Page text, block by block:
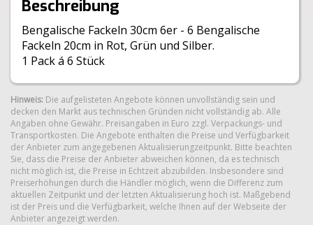
Beschreibung
Bengalische Fackeln 30cm 6er - 6 Bengalische
Fackeln 20cm in Rot, Grün und Silber.
1 Pack á 6 Stück
Hinweis: Die aufgelisteten Angebote können unvollständig sein und
decken den Markt aus technischen Gründen nicht vollständig ab. Alle
Angaben ohne Gewähr. Preisangaben in Euro zzgl. Verpackungs- und
Transportkosten. Die Angebote enthalten die Preise und Verfügbarkeit
der Anbieter zum angegebenen Aktualisierungzeitpunkt. Bitte beachten
Sie, dass die Preise der Anbieter abweichen können, da es technisch
nicht möglich ist, die Preise in Echtzeit abzubilden. Insbesondere sind
Preiserhöhungen durch die Händler möglich, wenn die Differenz zum
aktuellen Zeitpunkt und der letzten Aktualisierung hoch ist. Maßgebend
ist der Preis und die Verfügbarkeit, welche Ihnen auf der Webseite der
Anbieter angezeigt werden.